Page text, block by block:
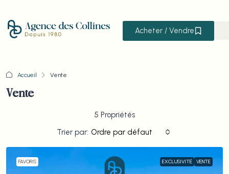
Acheter / Vendre
Accueil Vente
Vente
5 Propriétés
Trier par: Ordre par défaut
FAVORIS EXCLUSIVITÉ VENTE